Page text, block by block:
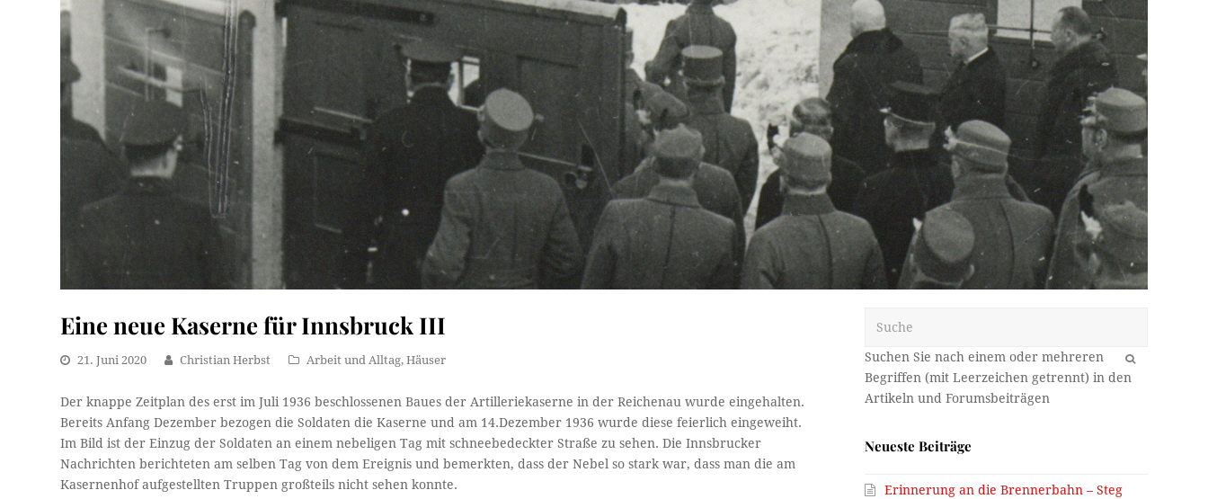
Eine neue Kaserne für Innsbruck III
21. Juni 2020 Christian Herbst Arbeit und Alltag,Häuser
Der knappe Zeitplan des erst im Juli 1936 beschlossenen Baues der Artilleriekaserne in der Reichenau wurde eingehalten.
Bereits Anfang Dezember bezogen die Soldaten die Kaserne und am 14.Dezember 1936 wurde diese feierlich eingeweiht.
Im Bild ist der Einzug der Soldaten an einem nebeligen Tag mit schneebedeckter Straße zu sehen. Die Innsbrucker
Nachrichten berichteten am selben Tag von dem Ereignis und bemerkten, dass der Nebel so stark war, dass man die am
Kasernenhof aufgestellten Truppen großteils nicht sehen konnte.
OK
Neueste Beiträge
Erinnerung an die Brennerbahn – Steg